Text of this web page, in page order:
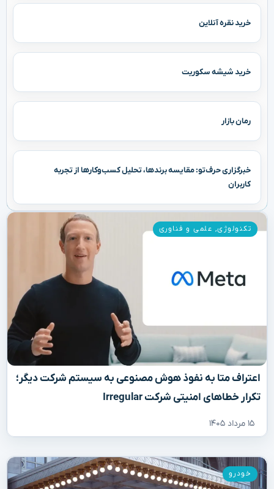
خرید نقره آنلاین
خرید شیشه سکوریت
رمان بازار
خبرگزاری حرف‌تو: مقایسه برندها، تحلیل کسب‌وکارها از تجربه
کاربران
اعتراف متا به نفوذ هوش مصنوعی به سیستم شرکت دیگر؛
تکرار خطاهای امنیتی شرکت Irregular
۱۵ مرداد ۱۴۰۵
تکنولوژی, علمی و فناوری
خودرو